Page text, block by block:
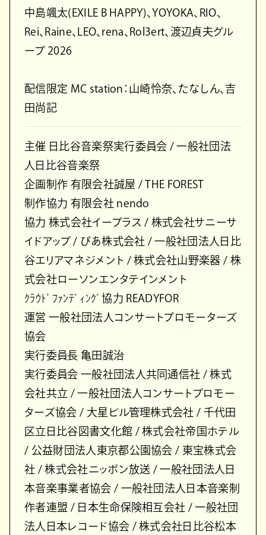
中島颯太(EXILE B HAPPY)、YOYOKA、RIO、
Rei、Raine、LEO、rena、Rol3ert、渡辺貞夫グル
ープ 2026
配信限定 MC station：山崎怜奈、たなしん、吉
田尚記
主催 日比谷音楽祭実行委員会 / 一般社団法
人日比谷音楽祭
企画制作 有限会社誠屋 / THE FOREST
制作協力 有限会社 nendo
協力 株式会社イープラス / 株式会社サニーサ
イドアップ / ぴあ株式会社 / 一般社団法人日比
谷エリアマネジメント / 株式会社山野楽器 / 株
式会社ローソンエンタテインメント
ｸﾗｳﾄﾞﾌｧﾝﾃﾞｨﾝｸﾞ協力 READYFOR
運営 一般社団法人コンサートプロモーターズ
協会
実行委員長 亀田誠治
実行委員会 一般社団法人共同通信社 / 株式
会社共立 / 一般社団法人コンサートプロモー
ターズ協会 / 大星ビル管理株式会社 / 千代田
区立日比谷図書文化館 / 株式会社帝国ホテル
/ 公益財団法人東京都公園協会 / 東宝株式会
社 / 株式会社ニッポン放送 / 一般社団法人日
本音楽事業者協会 / 一般社団法人日本音楽制
作者連盟 / 日本生命保険相互会社 / 一般社団
法人日本レコード協会 / 株式会社日比谷松本